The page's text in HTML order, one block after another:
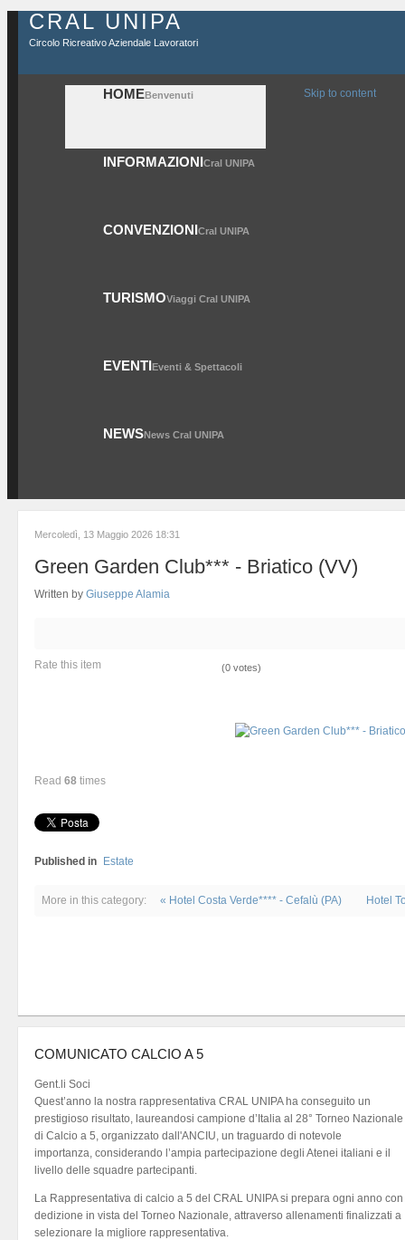
CRAL UNIPA
Circolo Ricreativo Aziendale Lavoratori
HOMEBenvenuti
INFORMAZIONICral UNIPA
CONVENZIONICral UNIPA
TURISMOViaggi Cral UNIPA
EVENTIEventi & Spettacoli
NEWSNews Cral UNIPA
Skip to content
Mercoledì, 13 Maggio 2026 18:31
Green Garden Club*** - Briatico (VV)
Written by Giuseppe Alamia
Rate this item (0 votes)
Read 68 times
Published in Estate
More in this category: « Hotel Costa Verde**** - Cefalù (PA) Hotel
COMUNICATO CALCIO A 5
Gent.li Soci
Quest’anno la nostra rappresentativa CRAL UNIPA ha conseguito un
prestigioso risultato, laureandosi campione d’Italia al 28° Torneo Nazionale
di Calcio a 5, organizzato dall'ANCIU, un traguardo di notevole
importanza, considerando l’ampia partecipazione degli Atenei italiani e il
livello delle squadre partecipanti.
La Rappresentativa di calcio a 5 del CRAL UNIPA si prepara ogni anno con
dedizione in vista del Torneo Nazionale, attraverso allenamenti finalizzati a
selezionare la migliore rappresentativa.